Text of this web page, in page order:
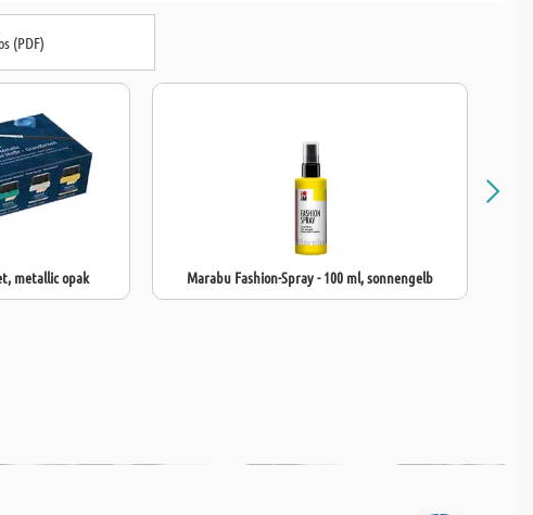
(PDF)
metallic opak Marabu Fashion-Spray - 100 ml, sonnengelb